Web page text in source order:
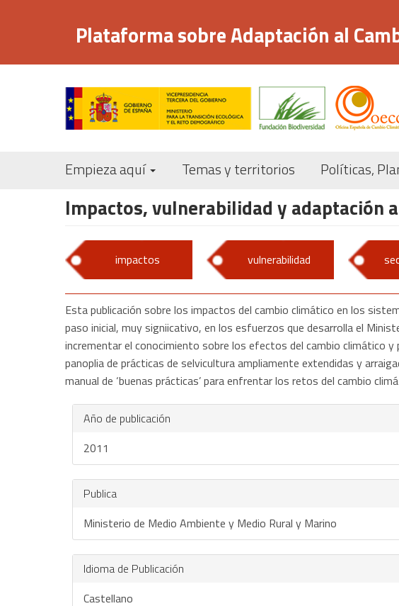
principal
Plataforma sobre Adaptación al
Empieza aquí Temas y territorios Políticas,
Impactos, vulnerabilidad y adaptación
impactos vulnerabilidad
Esta publicación sobre los impactos del cambio climático en los
paso inicial, muy signiicativo, en los esfuerzos que desarrolla el
incrementar el conocimiento sobre los efectos del cambio climático
panoplia de prácticas de selvicultura ampliamente extendidas y
manual de ‘buenas prácticas’ para enfrentar los retos del cambio
Año de publicación
2011
Publica
Ministerio de Medio Ambiente y Medio Rural y Marino
Idioma de Publicación
Castellano